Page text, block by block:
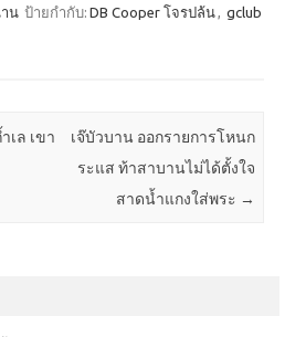
น ป้ายกำกับ: DB Cooper โจรปล้น, gclub
เล เขา
เจ๊บัวบาน ออกรายการโหนก
ระแส ท้าสาบานไม่ได้ตั้งใจ
สาดน้ำแกงใส่พระ →